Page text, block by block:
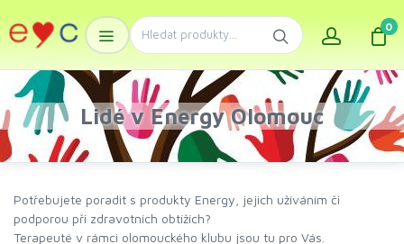
0
Lidé v Energy Olomouc
Potřebujete poradit s produkty Energy, jejich užíváním či
podporou při zdravotních obtížích?
Terapeuté v rámci olomouckého klubu jsou tu pro Vás.